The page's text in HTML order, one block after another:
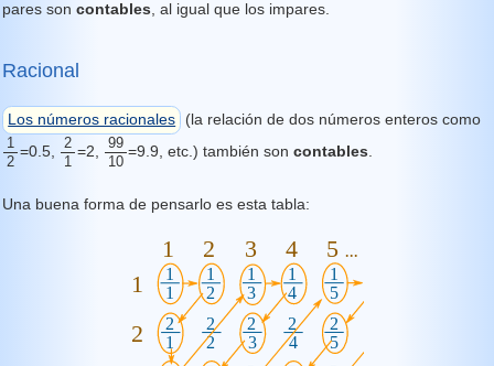
pares son contables , al igual que los impares.
Racional
Los números racionales (la relación de dos números enteros como
1
2
=0.5,
2
1
=2,
99
10
=9.9, etc.) también soncontables
Una buena forma de pensarlo es esta tabla: